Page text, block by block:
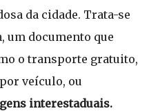
da cidade. Trata-se
um documento que
o transporte gratuito,
veículo, ou
interestaduais.